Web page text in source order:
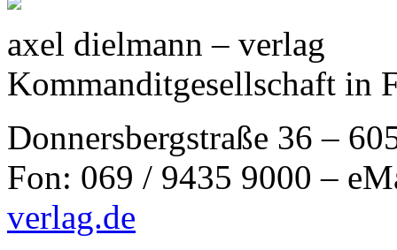
axel dielmann – verlag
Kommanditgesellschaft in
Donnersbergstraße 36 –
Fon: 069 / 9435 9000 –
verlag.de